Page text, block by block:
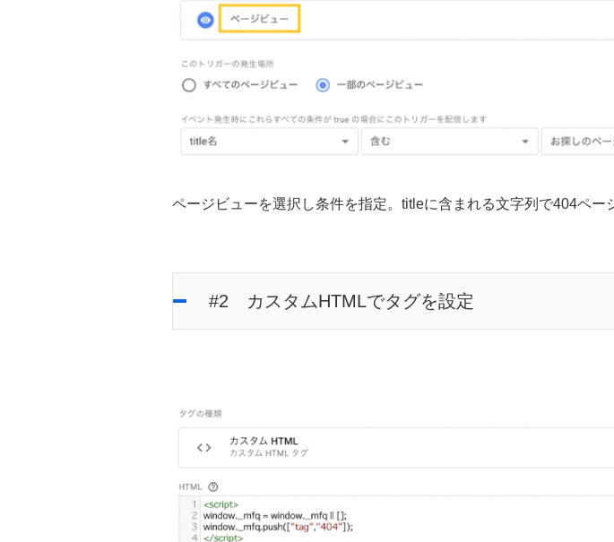
ページビューを選択し条件を指定。titleに含まれる文字列で404ペー
#2 カスタムHTMLでタグを設定